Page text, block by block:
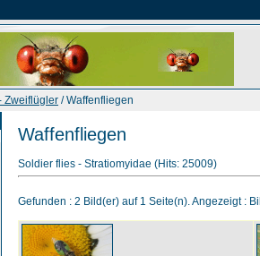
Zweiflügler / Waffenfliegen
Waffenfliegen
Soldier flies - Stratiomyidae (Hits: 25009)
Gefunden : 2 Bild(er) auf 1 Seite(n). Angezeigt :